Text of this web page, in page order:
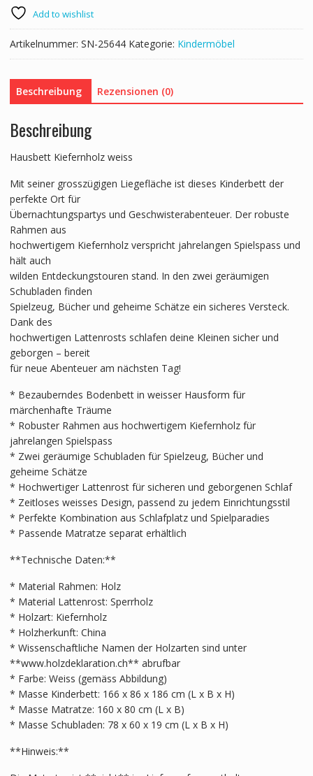
Schubladen
80
x
160
weiss
Menge
Add to wishlist
Artikelnummer: SN-25644 Kategorie: Kindermöbel
Beschreibung Rezensionen (0)
Beschreibung
Hausbett Kiefernholz weiss
Mit seiner grosszügigen Liegefläche ist dieses Kinderbett der
perfekte Ort für
Übernachtungspartys und Geschwisterabenteuer. Der robuste
Rahmen aus
hochwertigem Kiefernholz verspricht jahrelangen Spielspass und
hält auch
wilden Entdeckungstouren stand. In den zwei geräumigen
Schubladen finden
Spielzeug, Bücher und geheime Schätze ein sicheres Versteck.
Dank des
hochwertigen Lattenrosts schlafen deine Kleinen sicher und
geborgen – bereit
für neue Abenteuer am nächsten Tag!
* Bezauberndes Bodenbett in weisser Hausform für
märchenhafte Träume
* Robuster Rahmen aus hochwertigem Kiefernholz für
jahrelangen Spielspass
* Zwei geräumige Schubladen für Spielzeug, Bücher und
geheime Schätze
* Hochwertiger Lattenrost für sicheren und geborgenen Schlaf
* Zeitloses weisses Design, passend zu jedem Einrichtungsstil
* Perfekte Kombination aus Schlafplatz und Spielparadies
* Passende Matratze separat erhältlich
**Technische Daten:**
* Material Rahmen: Holz
* Material Lattenrost: Sperrholz
* Holzart: Kiefernholz
* Holzherkunft: China
* Wissenschaftliche Namen der Holzarten sind unter
**www.holzdeklaration.ch** abrufbar
* Farbe: Weiss (gemäss Abbildung)
* Masse Kinderbett: 166 x 86 x 186 cm (L x B x H)
* Masse Matratze: 160 x 80 cm (L x B)
* Masse Schubladen: 78 x 60 x 19 cm (L x B x H)
**Hinweis:**